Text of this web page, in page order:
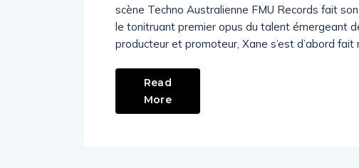
scène Techno Australienne FMU Records fait
le tonitruant premier opus du talent émergeant
producteur et promoteur, Xane s’est d’abord
Read
More